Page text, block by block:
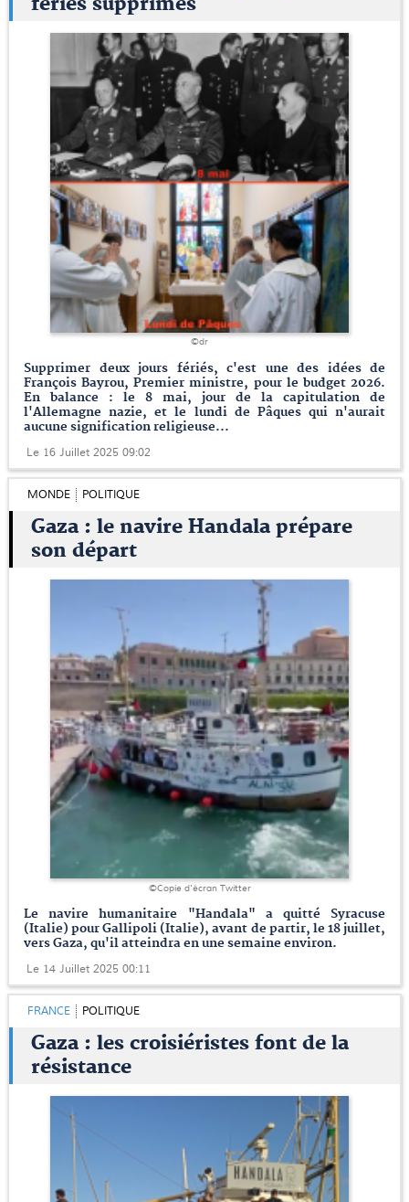
fériés supprimés
©dr
Supprimer deux jours fériés, c'est une des idées de
François Bayrou, Premier ministre, pour le budget 2026.
En balance : le 8 mai, jour de la capitulation de
l'Allemagne nazie, et le lundi de Pâques qui n'aurait
aucune signification religieuse...
Le 16 Juillet 2025 09:02
MONDE POLITIQUE
Gaza : le navire Handala prépare
son départ
©Copie d'écran Twitter
Le navire humanitaire "Handala" a quitté Syracuse
(Italie) pour Gallipoli (Italie), avant de partir, le 18 juillet,
vers Gaza, qu'il atteindra en une semaine environ.
Le 14 Juillet 2025 00:11
FRANCE POLITIQUE
Gaza : les croisiéristes font de la
résistance